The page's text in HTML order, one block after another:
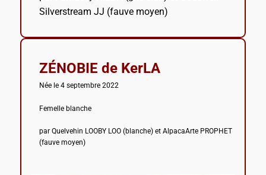
Silverstream JJ (fauve moyen)
ZÉNOBIE de KerLA
Née le 4 septembre 2022
Femelle blanche
par Quelvehin LOOBY LOO (blanche) et AlpacaArte PROPHET
(fauve moyen)